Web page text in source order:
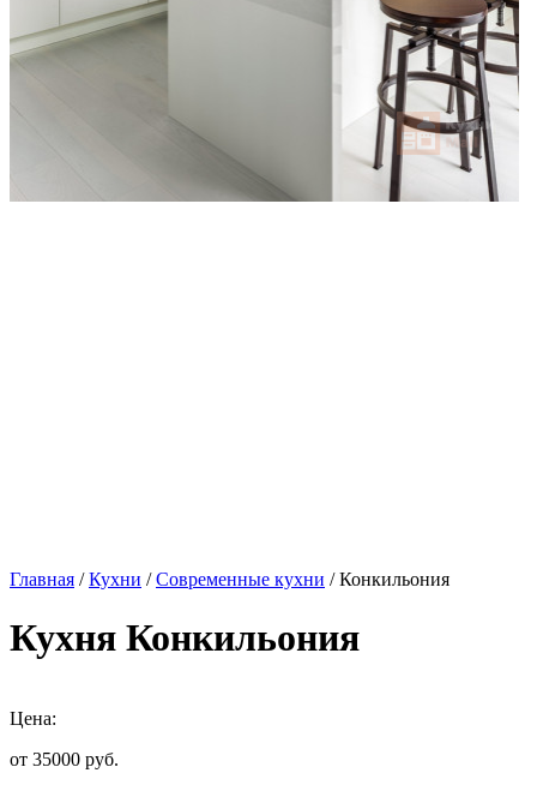
Главная /Кухни /Современные кухни / Конкильония
Кухня Конкильония
Цена:
от 35000 руб.